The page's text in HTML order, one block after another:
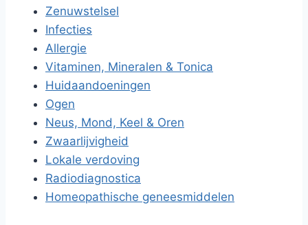
Zenuwstelsel
Infecties
Allergie
Vitaminen, Mineralen & Tonica
Huidaandoeningen
Ogen
Neus, Mond, Keel & Oren
Zwaarlijvigheid
Lokale verdoving
Radiodiagnostica
Homeopathische geneesmiddelen